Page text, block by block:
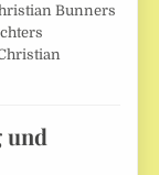
Bunners
und